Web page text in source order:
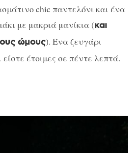
chic παντελόνι και ένα
με μακριά μανίκια (και
ώμους). Ένα ζευγάρι
είστε έτοιμες σε πέντε λεπτά.